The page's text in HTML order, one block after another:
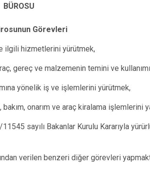
Görevleri
ilgili hizmetlerini yürütmek,
gereç ve malzemenin temini ve
yönelik iş ve işlemlerini yürütmek,
bakım, onarım ve araç kiralama işlemlerini
sayılı Bakanlar Kurulu Kararıyla
verilen benzeri diğer görevleri